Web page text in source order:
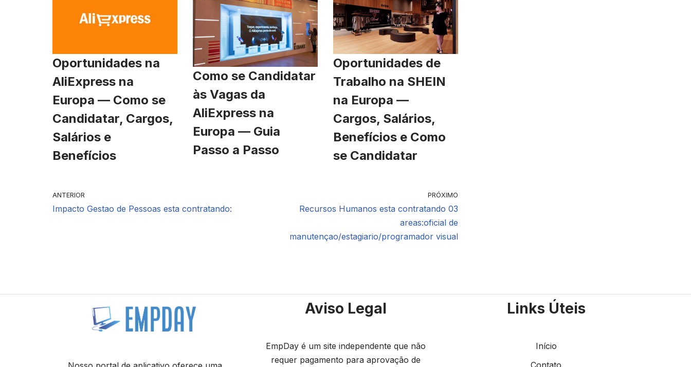
Oportunidades na
AliExpress na
Europa — Como se
Candidatar, Cargos,
Salários e
Benefícios
Como se Candidatar
às Vagas da
AliExpress na
Europa — Guia
Passo a Passo
Oportunidades de
Trabalho na SHEIN
na Europa —
Cargos, Salários,
Benefícios e Como
se Candidatar
ANTERIOR
Impacto Gestao de Pessoas esta contratando:
PRÓXIMO
Recursos Humanos esta contratando 03
areas:oficial de
manutençao/estagiario/programador visual
Aviso Legal
EmpDay é um site independente que não
requer pagamento para aprovação de
Links Úteis
Início
Contato